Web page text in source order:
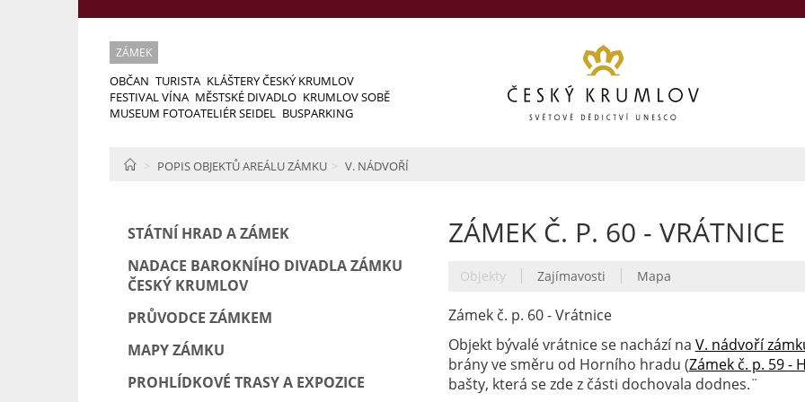
ZÁMEK
OBČAN TURISTA KLÁŠTERY ČESKÝ KRUMLOV
FESTIVAL VÍNA MĚSTSKÉ DIVADLO KRUMLOV SOBĚ
MUSEUM FOTOATELIÉR SEIDEL BUSPARKING
HOMEPOPIS OBJEKTŮ AREÁLU ZÁMKU V. NÁDVOŘÍ
STÁTNÍ HRAD A ZÁMEK
NADACE BAROKNÍHO DIVADLA ZÁMKU
ČESKÝ KRUMLOV
PRŮVODCE ZÁMKEM
MAPY ZÁMKU
PROHLÍDKOVÉ TRASY A EXPOZICE
ZÁMEK Č. P. 60 - VRÁTNICE
Objekty | Zajímavosti | Mapa
Zámek č. p. 60 - Vrátnice
Objekt bývalé vrátnice se nachází na V. nádvoří
brány ve směru od Horního hradu (Zámek č. p. 59 -
bašty, která se zde z části dochovala dodnes.¨